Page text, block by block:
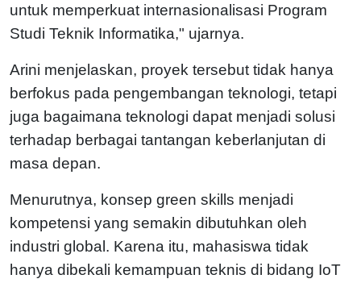
untuk memperkuat internasionalisasi Program
Studi Teknik Informatika," ujarnya.
Arini menjelaskan, proyek tersebut tidak hanya
berfokus pada pengembangan teknologi, tetapi
juga bagaimana teknologi dapat menjadi solusi
terhadap berbagai tantangan keberlanjutan di
masa depan.
Menurutnya, konsep green skills menjadi
kompetensi yang semakin dibutuhkan oleh
industri global. Karena itu, mahasiswa tidak
hanya dibekali kemampuan teknis di bidang IoT